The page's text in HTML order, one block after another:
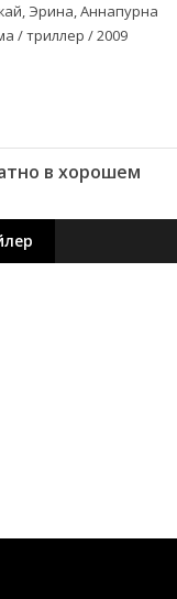
Эрина, Аннапурна
/ триллер / 2009
в хорошем